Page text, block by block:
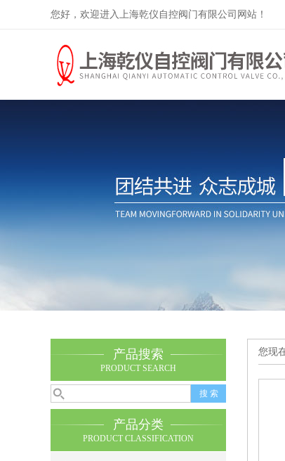
您好，欢迎进入上海乾仪自控阀门有限公司网站！
产品搜索
PRODUCT SEARCH
产品分类
PRODUCT CLASSIFICATION
您现